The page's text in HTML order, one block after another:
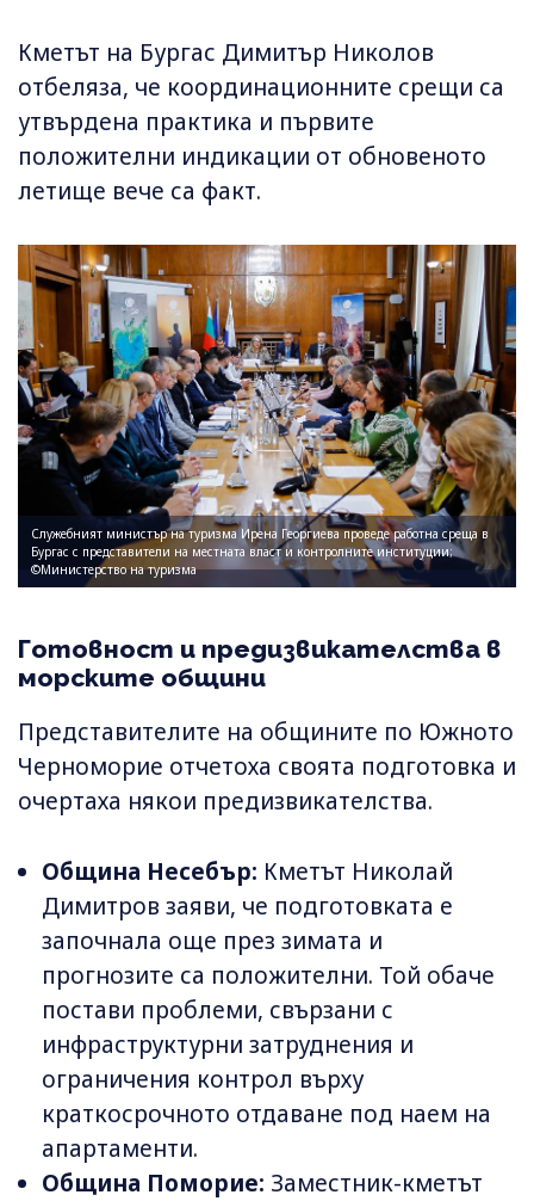
Кметът на Бургас Димитър Николов
отбеляза, че координационните срещи са
утвърдена практика и първите
положителни индикации от обновеното
летище вече са факт.
Служебният министър на туризма Ирена Георгиева проведе работна среща в
Бургас с представители на местната власт и контролните институции;
©Министерство на туризма
Готовност и предизвикателства в
морските общини
Представителите на общините по Южното
Черноморие отчетоха своята подготовка и
очертаха някои предизвикателства.
Община Несебър: Кметът Николай
Димитров заяви, че подготовката е
започнала още през зимата и
прогнозите са положителни. Той обаче
постави проблеми, свързани с
инфраструктурни затруднения и
ограничения контрол върху
краткосрочното отдаване под наем на
апартаменти.
Община Поморие: Заместник-кметът